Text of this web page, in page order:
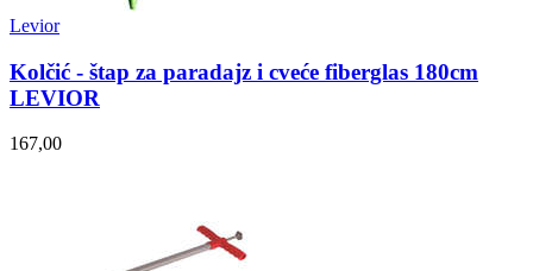
Levior
Kolčić - štap za paradajz i cveće fiberglas 180cm
LEVIOR
167,00